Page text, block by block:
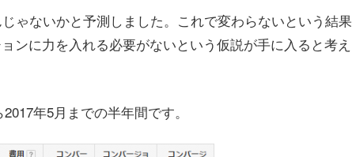
ゃないかと予測しました。これで変わらないという結果
ンに力を入れる必要がないという仮説が手に入ると考え
年5月までの半年間です。